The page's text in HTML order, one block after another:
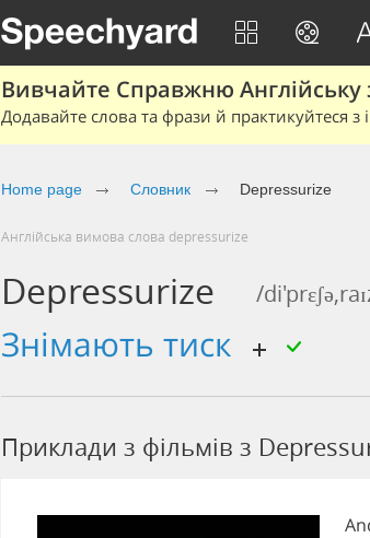
Вивчайте Справжню Англійську
Додавайте слова та фрази й практикуйтеся
Home page Cловник Depressurize
Англійська вимова слова depressurize
Depressurize /
знімають тиск
Приклади з фільмів з